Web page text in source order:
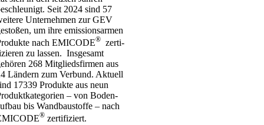
Seit 2024 sind 57
Unter­neh­men zur GEV
um ihre emis­si­ons­ar­men
nach EMICODE® zer­ti­
zu las­sen. Ins­ge­samt
268 Mit­glieds­fir­men aus
Län­dern zum Ver­bund. Aktu­ell
17339 Pro­duk­te aus neun
– von Boden­
bis Wand­bau­stof­fe – nach
® zer­ti­fi­ziert.